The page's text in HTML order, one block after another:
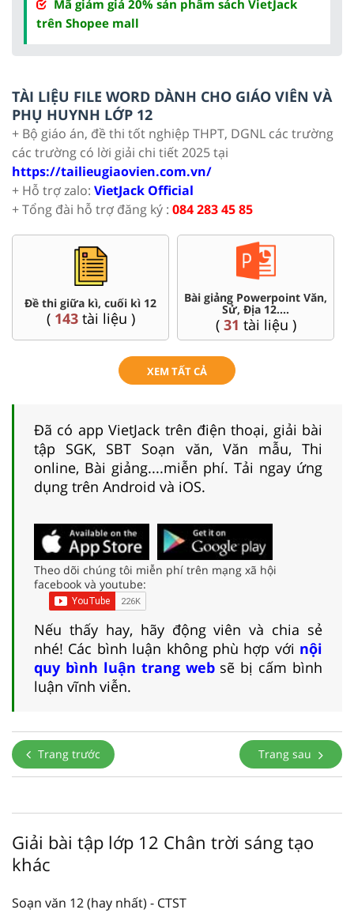
Mã giảm giá 20% sản phẩm sách VietJack
trên Shopee mall
TÀI LIỆU FILE WORD DÀNH CHO GIÁO VIÊN VÀ
PHỤ HUYNH LỚP 12
+ Bộ giáo án, đề thi tốt nghiệp THPT, DGNL các trường
các trường có lời giải chi tiết 2025 tại
https://tailieugiaovien.com.vn/
+ Hỗ trợ zalo: VietJack Official
+ Tổng đài hỗ trợ đăng ký : 084 283 45 85
Đề thi giữa kì, cuối kì 12
( 143tài liệu )
Bài giảng Powerpoint Văn,
Sử, Địa 12....
( 31 tài liệu )
XEM TẤT CẢ
Đã có app VietJack trên điện thoại, giải bài
tập SGK, SBT Soạn văn, Văn mẫu, Thi
online, Bài giảng....miễn phí. Tải ngay ứng
dụng trên Android và iOS.
Theo dõi chúng tôi miễn phí trên mạng xã hội
facebook và youtube:
Nếu thấy hay, hãy động viên và chia sẻ
nhé! Các bình luận không phù hợp với nội
quy bình luận trang websẽ bị cấm bình
luận vĩnh viễn.
Trang trước Trang sau
Giải bài tập lớp 12 Chân trời sáng tạo
khác
Soạn văn 12 (hay nhất) - CTST